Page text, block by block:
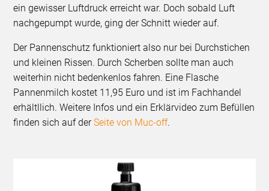
ein gewisser Luftdruck erreicht war. Doch sobald Luft
nachgepumpt wurde, ging der Schnitt wieder auf.
Der Pannenschutz funktioniert also nur bei Durchstichen
und kleinen Rissen. Durch Scherben sollte man auch
weiterhin nicht bedenkenlos fahren. Eine Flasche
Pannenmilch kostet 11,95 Euro und ist im Fachhandel
erhältllich. Weitere Infos und ein Erklärvideo zum Befüllen
finden sich auf derSeite von Muc-off.